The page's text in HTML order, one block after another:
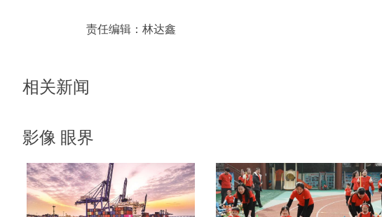
责任编辑： 林达鑫
相关新闻
影像 眼界